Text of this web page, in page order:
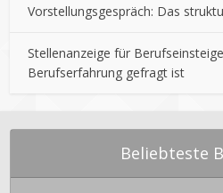
Vorstellungsgespräch: Das
Stellenanzeige für
Berufserfahrung gefragt ist
Beliebteste